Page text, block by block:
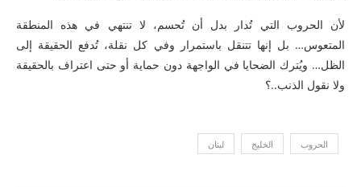
لأن الحروب التي تُدار بدل أن تُحسم، لا تنتهي في هذه المنطقة
المتعوس… بل إنها تتنقل باستمرار وفي كل نقلة، تُدفع الحقيقة إلى
الظل… ويُترك الضحايا في الواجهة دون حماية أو حتى اعتراف بالحقيقة
ولا نقول الذنب..؟
الحروب الخليج لبنان